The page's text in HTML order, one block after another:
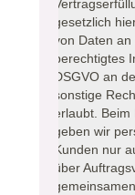
gesetzlich
von Daten
berechtigtes
DSGVO an
sonstige
erlaubt.
geben wir
Kunden nur
über